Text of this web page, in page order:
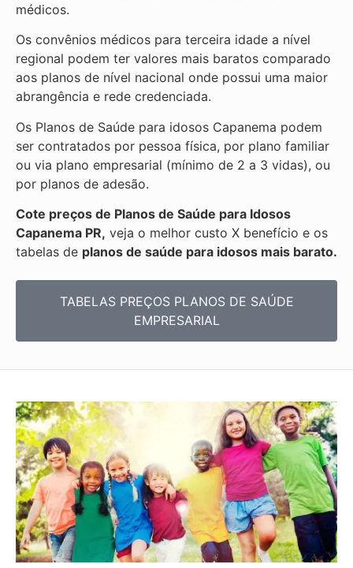
médicos.
Os convênios médicos para terceira idade a nível
regional podem ter valores mais baratos comparado
aos planos de nível nacional onde possui uma maior
abrangência e rede credenciada.
Os Planos de Saúde para idosos Capanema podem
ser contratados por pessoa física, por plano familiar
ou via plano empresarial (mínimo de 2 a 3 vidas), ou
por planos de adesão.
Cote preços de Planos de Saúde para Idosos
Capanema PR, veja o melhor custo X benefício e os
tabelas de planos de saúde para idosos mais barato.
TABELAS PREÇOS PLANOS DE SAÚDE
EMPRESARIAL